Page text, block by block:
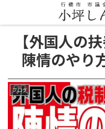
【外国人の
陳情のやり
ブログ